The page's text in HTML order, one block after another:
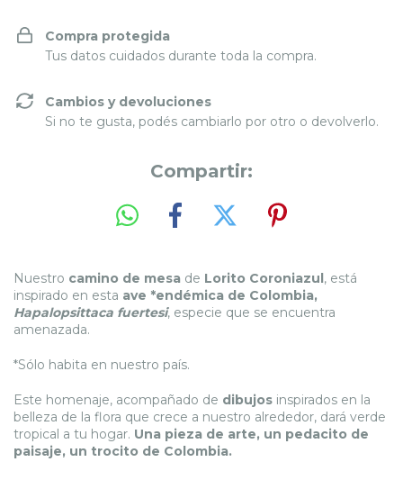
Compra protegida
Tus datos cuidados durante toda la compra.
Cambios y devoluciones
Si no te gusta, podés cambiarlo por otro o devolverlo.
Compartir:
Nuestro camino de mesa de Lorito Coroniazul, está
inspirado en esta ave *endémica de Colombia,
Hapalopsittaca fuertesi, especie que se encuentra
amenazada.
*Sólo habita en nuestro país.
Este homenaje, acompañado de dibujos inspirados en la
belleza de la flora que crece a nuestro alrededor, dará verde
tropical a tu hogar. Una pieza de arte, un pedacito de
paisaje, un trocito de Colombia.